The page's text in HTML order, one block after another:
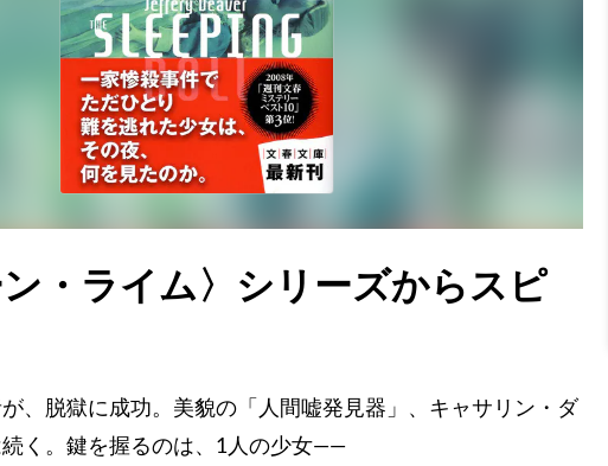
ン・ライム〉シリーズからスピ
、脱獄に成功。美貌の「人間嘘発見器」、キャサリン・ダ
く。鍵を握るのは、1人の少女——